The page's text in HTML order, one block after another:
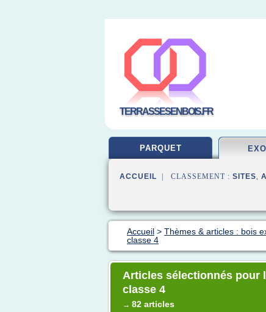
TERRASSESENBOIS.FR
PARQUET
ACCUEIL | CLASSEMENT : SITES,
Accueil > Thèmes & articles : bois
classe 4
Articles sélectionnés pour
classe 4
→ 82 articles